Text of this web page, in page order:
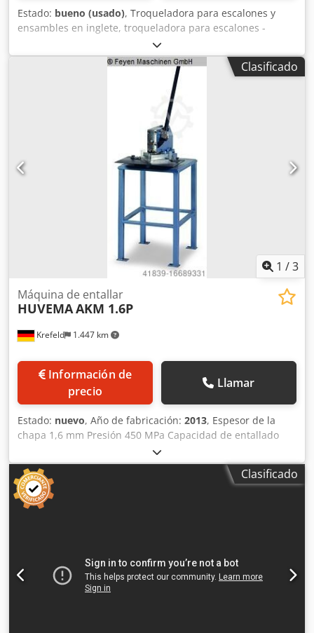
Estado: bueno (usado), Troqueladora para escalones y
ensambles en inglete, troqueladora para escalones -
Fabricante: Rammefabriken, troqueladora mecánica para
esquinas -Distancia entre troqueles: 100 mm -Profundidad
de ajuste: 65 mm Dkodpfxsif Hurs Afaor -Dimensiones:
1700/600/A1080 mm -Peso: 118 kg
Clasificado
1 /3
Krefeld 1.447 km
Máquina de entallar
HUVEMAAKM 1.6P
Información de
precio
Llamar
Estado: nuevo, Año de fabricación: 2013, Espesor de la
chapa 1,6 mm Presión 450 MPa Capacidad de entallado
150 x 150 x 90 Superficie de la mesa 650 x 500 mm Altura
del bastidor base 875 mm Ángulo de corte - cuchilla
superior 4 ° Peso de la máquina aprox. 0,075 toneladas
Muescadora manual con bastidor inferior, Espesores de
chapa: - Acero 450MPa hasta 1,6 mm, - aluminio hasta 2,25
Clasificado